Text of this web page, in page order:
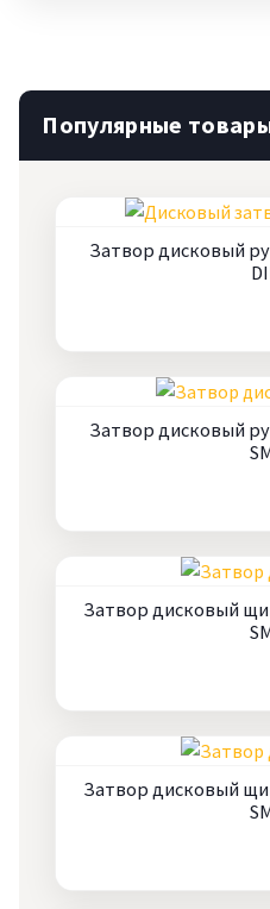
Популярные
Затвор дисковый
Затвор дисковый
Затвор дисковый
Затвор дисковый